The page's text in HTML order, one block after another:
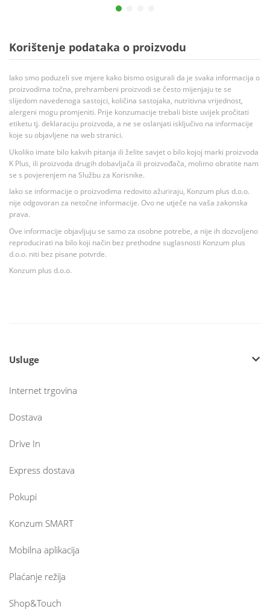
Korištenje podataka o proizvodu
Iako smo poduzeli sve mjere kako bismo osigurali da je svaka informacija o
proizvodima točna, prehrambeni proizvodi se često mijenjaju te se
slijedom navedenoga sastojci, količina sastojaka, nutritivna vrijednost,
alergeni mogu promjeniti. Prije konzumacije trebali biste uvijek pročitati
etiketu tj. deklaraciju proizvoda, a ne se oslanjati isključivo na informacije
koje su objavljene na web stranici.
Ukoliko imate bilo kakvih pitanja ili želite savjet o bilo kojoj marki proizvoda
K Plus, ili proizvoda drugih dobavljača ili proizvođača, molimo obratite nam
se s povjerenjem na Službu za Korisnike.
Iako se informacije o proizvodima redovito ažuriraju, Konzum plus d.o.o.
nije odgovoran za netočne informacije. Ovo ne utječe na vaša zakonska
prava.
Ove informacije objavljuju se samo za osobne potrebe, a nije ih dozvoljeno
reproducirati na bilo koji način bez prethodne suglasnosti Konzum plus
d.o.o. niti bez pisane potvrde.
Konzum plus d.o.o.
Usluge
Internet trgovina
Dostava
Drive In
Express dostava
Pokupi
Konzum SMART
Mobilna aplikacija
Plaćanje režija
Shop&Touch